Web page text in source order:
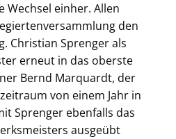
Wechsel einher. Allen
den
Christian Sprenger als
erneut in das oberste
Bernd Marquardt, der
von einem Jahr in
Sprenger ebenfalls das
ausgeübt